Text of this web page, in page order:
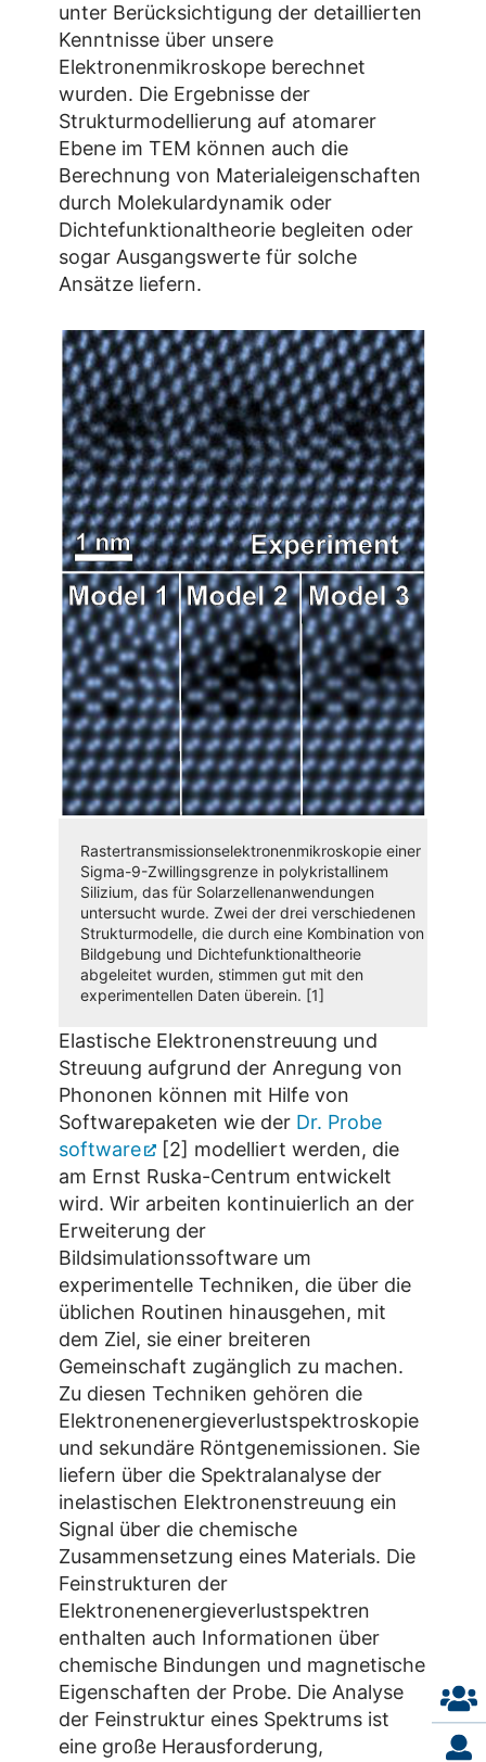
unter Berücksichtigung der detaillierten
Kenntnisse über unsere
Elektronenmikroskope berechnet
wurden. Die Ergebnisse der
Strukturmodellierung auf atomarer
Ebene im TEM können auch die
Berechnung von Materialeigenschaften
durch Molekulardynamik oder
Dichtefunktionaltheorie begleiten oder
sogar Ausgangswerte für solche
Ansätze liefern.
Rastertransmissionselektronenmikroskopie einer
Sigma-9-Zwillingsgrenze in polykristallinem
Silizium, das für Solarzellenanwendungen
untersucht wurde. Zwei der drei verschiedenen
Strukturmodelle, die durch eine Kombination von
Bildgebung und Dichtefunktionaltheorie
abgeleitet wurden, stimmen gut mit den
experimentellen Daten überein. [1]
Elastische Elektronenstreuung und
Streuung aufgrund der Anregung von
Phononen können mit Hilfe von
Softwarepaketen wie der Dr. Probe
software
[2] modelliert werden, die
am Ernst Ruska-Centrum entwickelt
wird. Wir arbeiten kontinuierlich an der
Erweiterung der
Bildsimulationssoftware um
experimentelle Techniken, die über die
üblichen Routinen hinausgehen, mit
dem Ziel, sie einer breiteren
Gemeinschaft zugänglich zu machen.
Zu diesen Techniken gehören die
Elektronenenergieverlustspektroskopie
und sekundäre Röntgenemissionen. Sie
liefern über die Spektralanalyse der
inelastischen Elektronenstreuung ein
Signal über die chemische
Zusammensetzung eines Materials. Die
Feinstrukturen der
Elektronenenergieverlustspektren
enthalten auch Informationen über
chemische Bindungen und magnetische
Eigenschaften der Probe. Die Analyse
der Feinstruktur eines Spektrums ist
eine große Herausforderung,